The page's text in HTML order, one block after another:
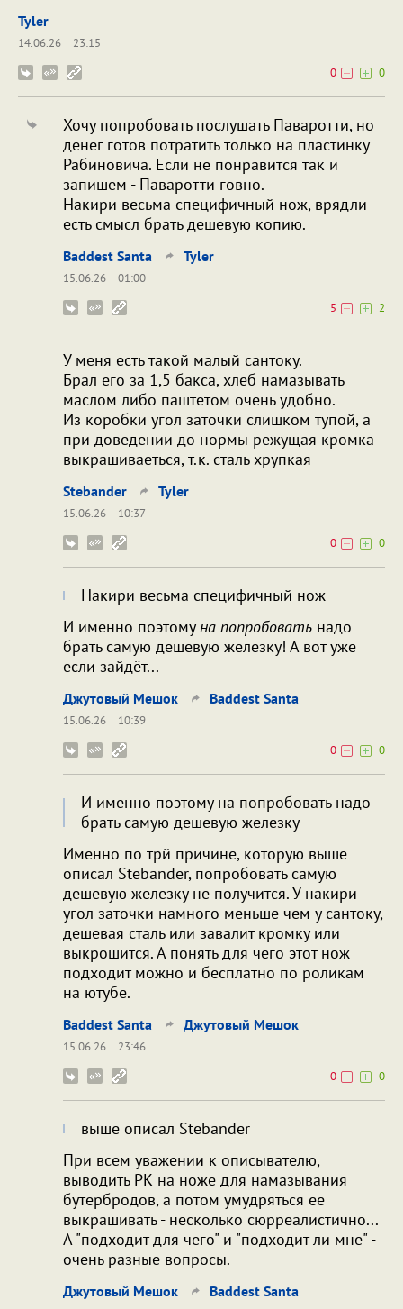
Tyler
14.06.26
23:15
0
0
Хочу попробовать послушать Паваротти, но
денег готов потратить только на пластинку
Рабиновича. Если не понравится так и
запишем - Паваротти говно.
Накири весьма специфичный нож, врядли
есть смысл брать дешевую копию.
Baddest Santa Tyler
15.06.26
01:00
5
2
У меня есть такой малый сантоку.
Брал его за 1,5 бакса, хлеб намазывать
маслом либо паштетом очень удобно.
Из коробки угол заточки слишком тупой, а
при доведении до нормы режущая кромка
выкрашиваеться, т.к. сталь хрупкая
Stebander Tyler
15.06.26
10:37
0
0
Накири весьма специфичный нож
И именно поэтомуна попробовать надо
брать самую дешевую железку! А вот уже
если зайдёт...
Джутовый Мешок Baddest Santa
15.06.26
10:39
0
0
И именно поэтому на попробовать надо
брать самую дешевую железку
Именно по трй причине, которую выше
описал Stebander, попробовать самую
дешевую железку не получится. У накири
угол заточки намного меньше чем у сантоку,
дешевая сталь или завалит кромку или
выкрошится. А понять для чего этот нож
подходит можно и бесплатно по роликам
на ютубе.
Baddest Santa Джутовый Мешок
15.06.26
23:46
0
0
выше описал Stebander
При всем уважении к описывателю,
выводить РК на ноже для намазывания
бутербродов, а потом умудряться её
выкрашивать - несколько сюрреалистично...
А "подходит для чего" и "подходит ли мне" -
очень разные вопросы.
Джутовый Мешок Baddest Santa